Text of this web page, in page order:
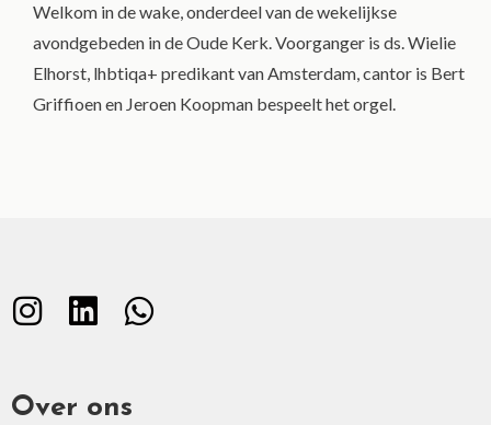
Welkom in de wake, onderdeel van de wekelijkse
avondgebeden in de Oude Kerk. Voorganger is ds. Wielie
Elhorst, lhbtiqa+ predikant van Amsterdam, cantor is Bert
Griffioen en Jeroen Koopman bespeelt het orgel.
Over ons